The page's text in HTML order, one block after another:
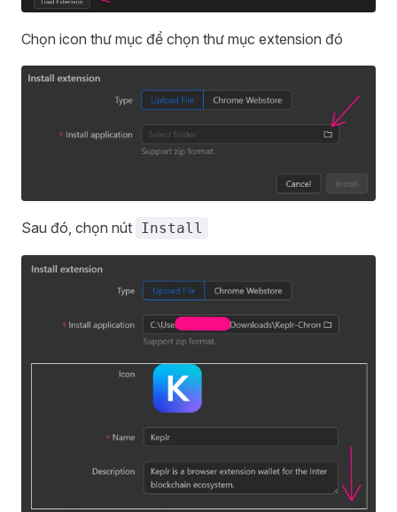
Chọn icon thư mục để chọn thư mục extension đó
Sau đó, chọn nút Install